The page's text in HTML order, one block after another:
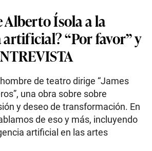
Alberto Ísola a la
“Por favor” y
de teatro dirige “James
una obra sobre sobre
y deseo de transformación. En
de eso y más, incluyendo
artificial en las artes